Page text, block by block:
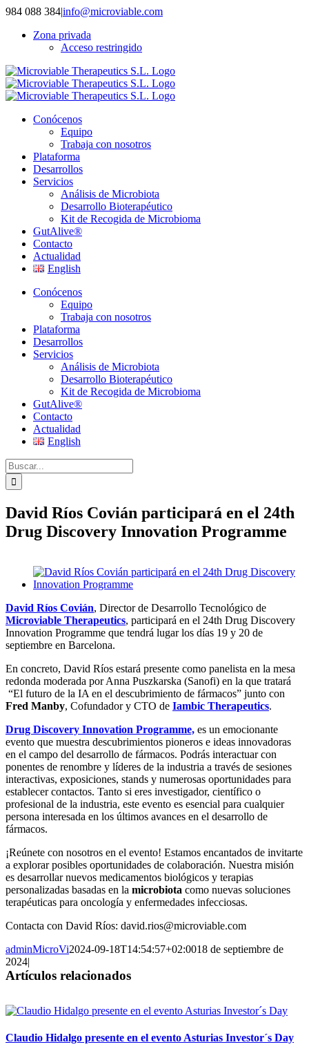
Saltar
contenido
984 088 384|info@microviable.com
Zona privada
Acceso restringido
Conócenos
Equipo
Trabaja con nosotros
Plataforma
Desarrollos
Servicios
Análisis de Microbiota
Desarrollo Bioterapéutico
Kit de Recogida de Microbioma
GutAlive®
Contacto
Actualidad
English
Conócenos
Equipo
Trabaja con nosotros
Plataforma
Desarrollos
Servicios
Análisis de Microbiota
Desarrollo Bioterapéutico
Kit de Recogida de Microbioma
GutAlive®
Contacto
Actualidad
English
Buscar:
David Ríos Covián participará en el 24th
Drug Discovery Innovation Programme
Ver
imagen
grande
David Ríos Covián, Director de Desarrollo Tecnológico de
Microviable Therapeutics, participará en el 24th Drug Discovery
Innovation Programme que tendrá lugar los días 19 y 20 de
septiembre en Barcelona.
En concreto, David Ríos estará presente como panelista en la mesa
redonda moderada por Anna Puszkarska (Sanofi) en la que tratará
“El futuro de la IA en el descubrimiento de fármacos” junto con
Fred Manby, Cofundador y CTO de Iambic Therapeutics.
Drug Discovery Innovation Programme, es un emocionante
evento que muestra descubrimientos pioneros e ideas innovadoras
en el campo del desarrollo de fármacos. Podrás interactuar con
ponentes de renombre y líderes de la industria a través de sesiones
interactivas, exposiciones, stands y numerosas oportunidades para
establecer contactos. Tanto si eres investigador, científico o
profesional de la industria, este evento es esencial para cualquier
persona interesada en los últimos avances en el desarrollo de
fármacos.
¡Reúnete con nosotros en el evento! Estamos encantados de invitarte
a explorar posibles oportunidades de colaboración. Nuestra misión
es desarrollar nuevos medicamentos biológicos y terapias
personalizadas basadas en la microbiota como nuevas soluciones
terapéuticas para oncología y enfermedades infecciosas.
Contacta con David Ríos: david.rios@microviable.com
adminMicroVi2024-09-18T14:54:57+02:0018 de septiembre de
2024|
Artículos relacionados
Claudio Hidalgo presente en el evento Asturias Investor´s Day